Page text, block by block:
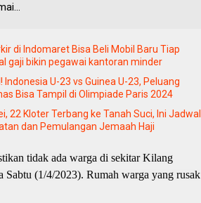
di Indomaret Bisa Beli Mobil Baru Tiap
gaji bikin pegawai kantoran minder
Indonesia U-23 vs Guinea U-23, Peluang
Bisa Tampil di Olimpiade Paris 2024
22 Kloter Terbang ke Tanah Suci, Ini Jadwal
dan Pemulangan Jemaah Haji
tidak ada warga di sekitar Kilang
Sabtu (1/4/2023). Rumah warga yang rusak